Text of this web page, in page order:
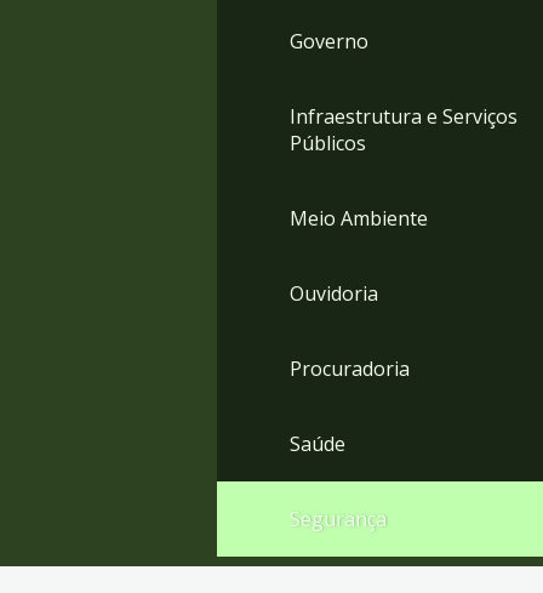
Governo
Infraestrutura e Serviços
Públicos
Meio Ambiente
Ouvidoria
Procuradoria
Saúde
Segurança